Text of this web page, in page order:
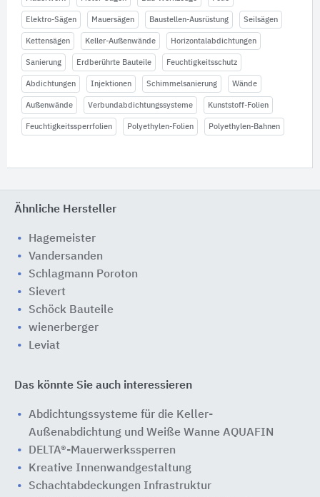
Elektro-Sägen Mauersägen Baustellen-Ausrüstung Seilsägen
Kettensägen Keller-Außenwände Horizontalabdichtungen
Sanierung Erdberührte Bauteile Feuchtigkeitsschutz
Abdichtungen Injektionen Schimmelsanierung Wände
Außenwände Verbundabdichtungssysteme Kunststoff-Folien
Feuchtigkeitssperrfolien Polyethylen-Folien Polyethylen-Bahnen
Ähnliche Hersteller
Hagemeister
Vandersanden
Schlagmann Poroton
Sievert
Schöck Bauteile
wienerberger
Leviat
Das könnte Sie auch interessieren
Abdichtungssysteme für die Keller-
Außenabdichtung und Weiße Wanne AQUAFIN
DELTA®-Mauerwerkssperren
Kreative Innenwandgestaltung
Schachtabdeckungen Infrastruktur